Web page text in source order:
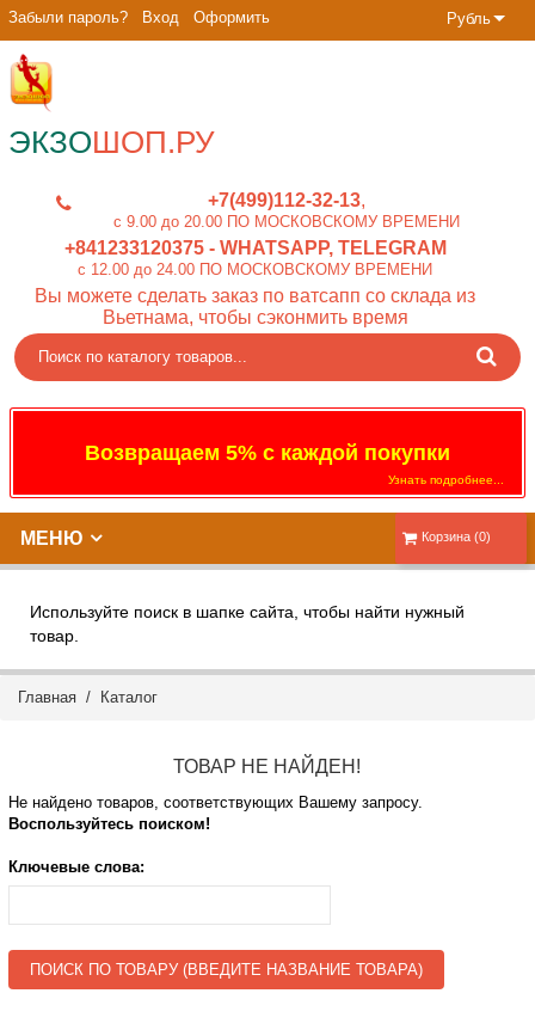
Рубль
Забыли пароль? Вход Оформить
ЭКЗОШОП.РУ
+7(499)112-32-13
c 9.00 до 20.00 ПО МОСКОВСКОМУ ВРЕМЕНИ
+841233120375- WHATSAPP, TELEGRAM
c 12.00 до 24.00 ПО МОСКОВСКОМУ ВРЕМЕНИ
Вы можете сделать заказ по ватсапп со склада из
Вьетнама, чтобы сэконмить время
Возвращаем 5% с каждой покупки
Узнать подробнее...
Корзина (0)
МЕНЮ
Используйте поиск в шапке сайта, чтобы найти нужный
товар.
Главная / Каталог
ТОВАР НЕ НАЙДЕН!
Не найдено товаров, соответствующих Вашему запросу.
Воспользуйтесь поиском!
Ключевые слова:
ПОИСК ПО ТОВАРУ (ВВЕДИТЕ НАЗВАНИЕ ТОВАРА)